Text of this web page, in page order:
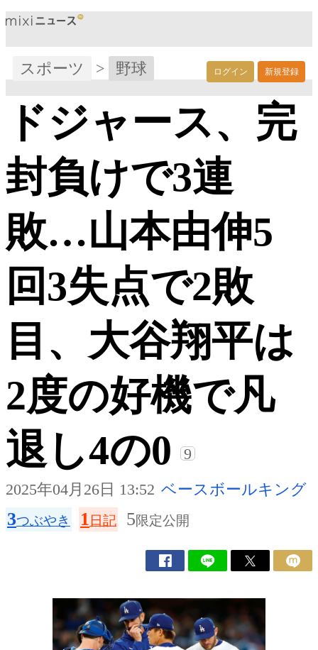
ログイン 新規登録
スポーツ > 野球
ドジャース、完
封負けで3連
敗…山本由伸5
回3失点で2敗
目、大谷翔平は
2度の好機で凡
退し4の0
9
2025年04月26日 13:52 ベースボールキング
3つぶやき 1 日記 5限定公開